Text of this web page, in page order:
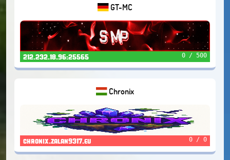
GT-MC
212.232.18.96:25565 0 / 500
Chronix
chronix.zalan9317.eu 0 / 0